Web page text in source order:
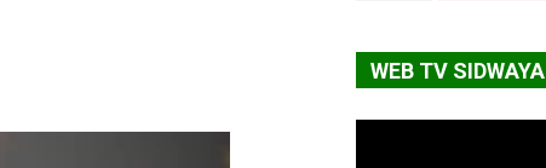
WEB TV SIDWAYA